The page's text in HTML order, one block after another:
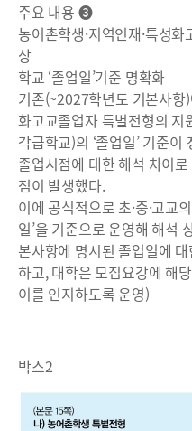
주요 내용 ❸
농어촌학생·지역인재·특성
상
학교 ‘졸업일’기준 명확화
기존(~2027학년도 기본사항
화고교졸업자 특별전형의 지
각급학교)의 ‘졸업일’ 기준
졸업시점에 대한 해석 차이로
점이 발생했다.
이에 공식적으로 초·중·고교
일’을 기준으로 운영해 해석
본사항에 명시된 졸업일에
하고, 대학은 모집요강에 해
이를 인지하도록 운영)
박스2